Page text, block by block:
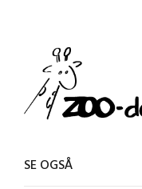
SE OGSÅ